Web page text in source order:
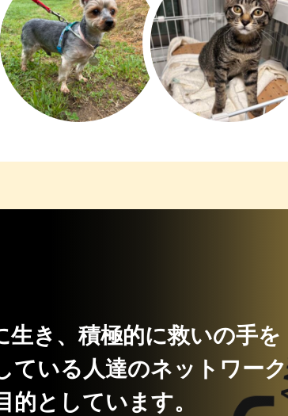
生き、積極的に救いの手を
ている人達のネットワーク
的としています。